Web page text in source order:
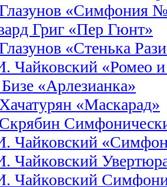
«Симфония
Григ «Пер Гюнт»
«Стенька
Чайковский «Ромео
«Арлезианка»
«Маскарад»
Чайковский
Чайковский
Чайковский